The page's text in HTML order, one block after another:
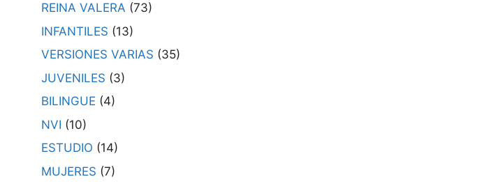
REINA VALERA (73)
INFANTILES (13)
VERSIONES VARIAS (35)
JUVENILES (3)
BILINGUE (4)
NVI (10)
ESTUDIO (14)
MUJERES (7)